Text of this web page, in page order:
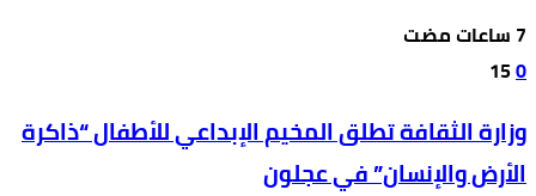
0
15
وزارة الثقافة تطلق المخيم الإبداعي للأطفال “ذاكرة
الأرض والإنسان” في عجلون